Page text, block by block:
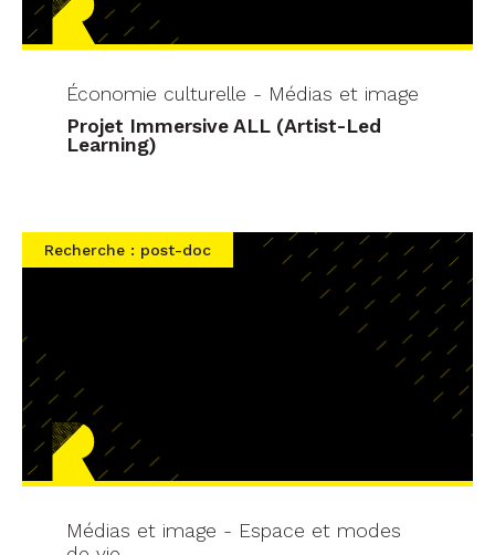
Économie culturelle - Médias et image
Projet Immersive ALL (Artist-Led
Learning)
Recherche : post-doc
Médias et image - Espace et modes